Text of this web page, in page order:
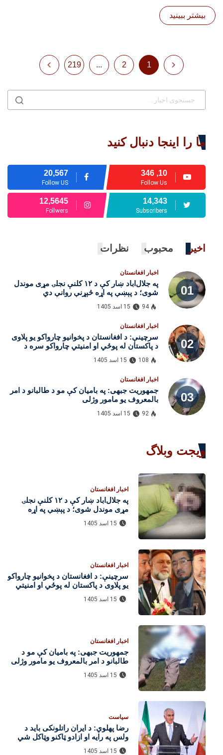
بیشتر ببینید
1
2
...
219
ما را اینجا دنبال کنید
20,567
Follow US
10, 346
Follow Us
12,5645
Follwers
14,343
Subscribers
اخیر محبوب نظرات
اخبار افغانستان
په جلال‌اباد ښار کې د ۱۲ کلنې نجلۍ مړی موندل
شوی؛ د پېښې په اړه څېړنې روانې دي
94 15 اسد 1405
اخبار افغانستان
سرچینې: د افغانستان د پخوانیو چارواکو یو پلاوی
د پاکستان له پوځي او امنیتي چارواکو سره د
108 15 اسد 1405
اخبار افغانستان
جمهوریت جبهی: په بامیان کې مو د طالبانو د امر
بالمعروف یو مامور وژلی
92 15 اسد 1405
ویجت وبلاگ
اخبار افغانستان
په جلال‌اباد ښار کې د ۱۲ کلنې نجلۍ
مړی موندل شوی؛ د پېښې په اړه
څېړنې روانې دي
15 اسد 1405
اخبار افغانستان
سرچینې: د افغانستان د پخوانیو چارواکو
یو پلاوی د پاکستان له پوځي او امنیتي
چارواکو سره د لیدنو لپاره اسلام‌اباد ته
تللی15 اسد 1405
اخبار افغانستان
جمهوریت جبهی: په بامیان کې مو د
طالبانو د امر بالمعروف یو مامور وژلی
15 اسد 1405
سیاست
رضا پهلوي: د ایران راتلونکی باید د
ولس په رایه او ازادو ټاکنو وټاکل شي
15 اسد 1405